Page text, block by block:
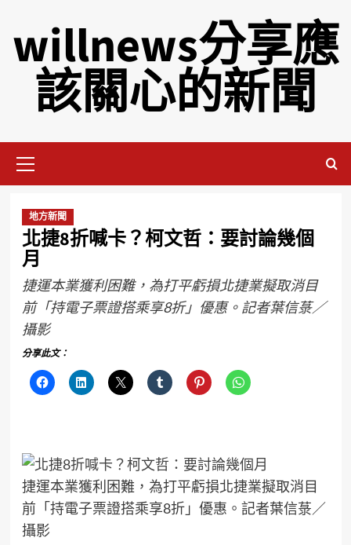
willnews分享應
該關心的新聞
地方新聞
北捷8折喊卡？柯文哲：要討論幾個
月
捷運本業獲利困難，為打平虧損北捷業擬取消目
前「持電子票證搭乘享8折」優惠。記者葉信菉／
攝影
分享此文：
捷運本業獲利困難，為打平虧損北捷業擬取消目
前「持電子票證搭乘享8折」優惠。記者葉信菉／
攝影